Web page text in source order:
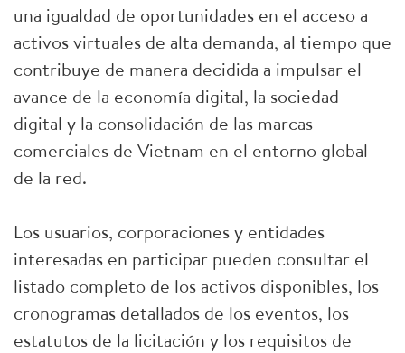
una igualdad de oportunidades en el acceso a
activos virtuales de alta demanda, al tiempo que
contribuye de manera decidida a impulsar el
avance de la economía digital, la sociedad
digital y la consolidación de las marcas
comerciales de Vietnam en el entorno global
de la red.
Los usuarios, corporaciones y entidades
interesadas en participar pueden consultar el
listado completo de los activos disponibles, los
cronogramas detallados de los eventos, los
estatutos de la licitación y los requisitos de